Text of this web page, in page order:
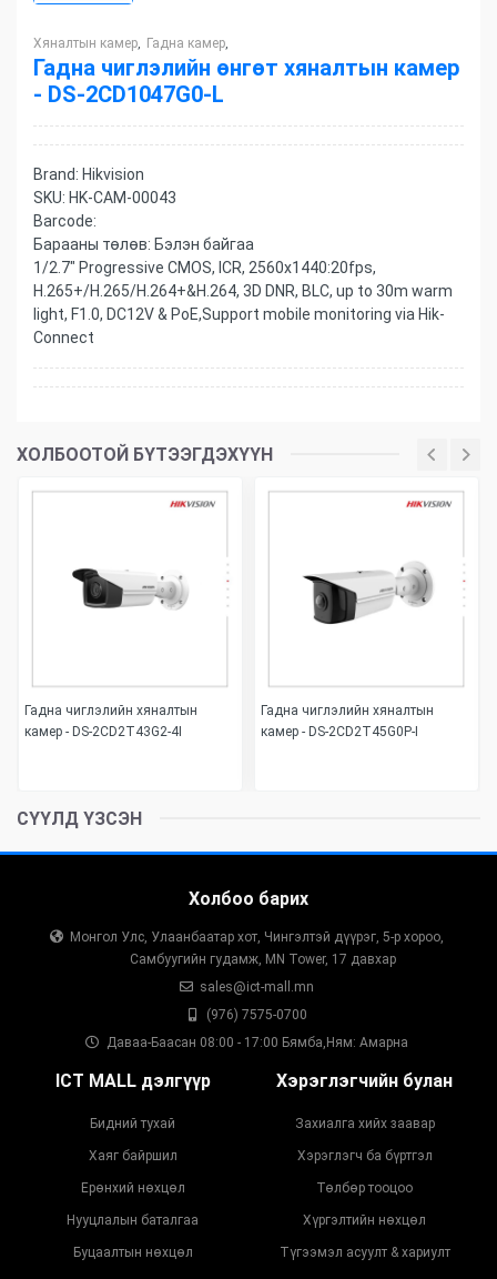
Хяналтын камер Гадна камер
Гадна чиглэлийн өнгөт хяналтын камер
- DS-2CD1047G0-L
Brand: Hikvision
SKU: HK-CAM-00043
Barcode:
Барааны төлөв: Бэлэн байгаа
1/2.7" Progressive CMOS, ICR, 2560x1440:20fps,
H.265+/H.265/H.264+&H.264, 3D DNR, BLC, up to 30m warm
light, F1.0, DC12V & PoE,Support mobile monitoring via Hik-
Connect
ХОЛБООТОЙ БҮТЭЭГДЭХҮҮН
Гадна чиглэлийн хяналтын
камер - DS-2CD2T43G2-4I
Гадна чиглэлийн хяналтын
камер - DS-2CD2T45G0P-I
СҮҮЛД ҮЗСЭН
Холбоо барих
Монгол Улс, Улаанбаатар хот, Чингэлтэй дүүрэг, 5-р хороо,
Самбуугийн гудамж, MN Tower, 17 давхар
sales@ict-mall.mn
(976) 7575-0700
Даваа-Баасан 08:00 - 17:00 Бямба,Ням: Амарна
ICT MALL дэлгүүр
Бидний тухай
Хаяг байршил
Ерөнхий нөхцөл
Нууцлалын баталгаа
Буцаалтын нөхцөл
Хэрэглэгчийн булан
Захиалга хийх заавар
Хэрэглэгч ба бүртгэл
Төлбөр тооцоо
Хүргэлтийн нөхцөл
Түгээмэл асуулт & хариулт